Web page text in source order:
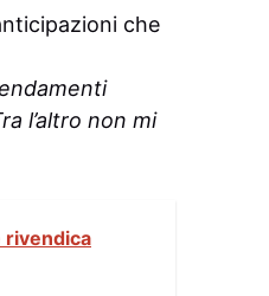
che
l’altro non mi
rivendica